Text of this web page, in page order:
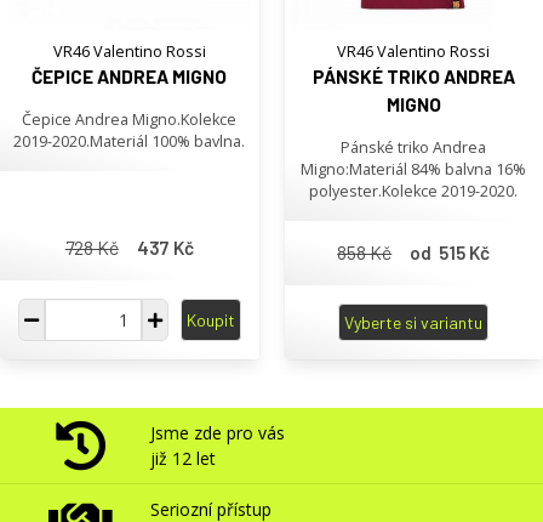
VR46 Valentino Rossi
ČEPICE ANDREA MIGNO
Čepice Andrea Migno.Kolekce
2019-2020.Materiál 100% bavlna.
728 Kč 437 Kč
Koupit
VR46 Valentino Rossi
PÁNSKÉ TRIKO ANDREA
MIGNO
Pánské triko Andrea
Migno:Materiál 84% balvna 16%
polyester.Kolekce 2019-2020.
858 Kč od 515 Kč
Vyberte si variantu
Jsme zde pro vás
již 12 let
Seriozní přístup